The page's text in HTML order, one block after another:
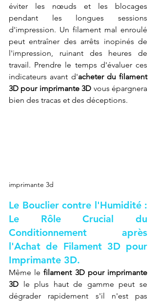
éviter les nœuds et les blocages
pendant les longues sessions
d'impression. Un filament mal enroulé
peut entraîner des arrêts inopinés de
l'impression, ruinant des heures de
travail. Prendre le temps d'évaluer ces
indicateurs avant d'acheter du filament
3D pour imprimante 3D vous épargnera
bien des tracas et des déceptions.
imprimante 3d
Le Bouclier contre l'Humidité :
Le Rôle Crucial du
Conditionnement après
l'Achat de Filament 3D pour
Imprimante 3D.
Même le filament 3D pour imprimante
3D le plus haut de gamme peut se
dégrader rapidement s'il n'est pas